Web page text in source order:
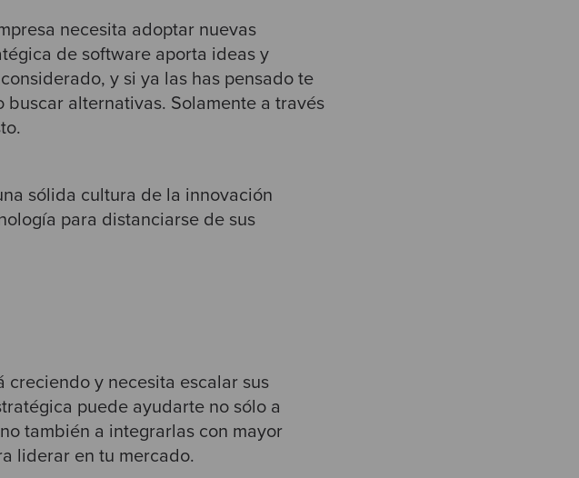
necesita adoptar nuevas
de software aporta ideas y
y si ya las has pensado te
alternativas. Solamente a través
sólida cultura de la innovación
para distanciarse de sus
creciendo y necesita escalar sus
puede ayudarte no sólo a
también a integrarlas con mayor
liderar en tu mercado.